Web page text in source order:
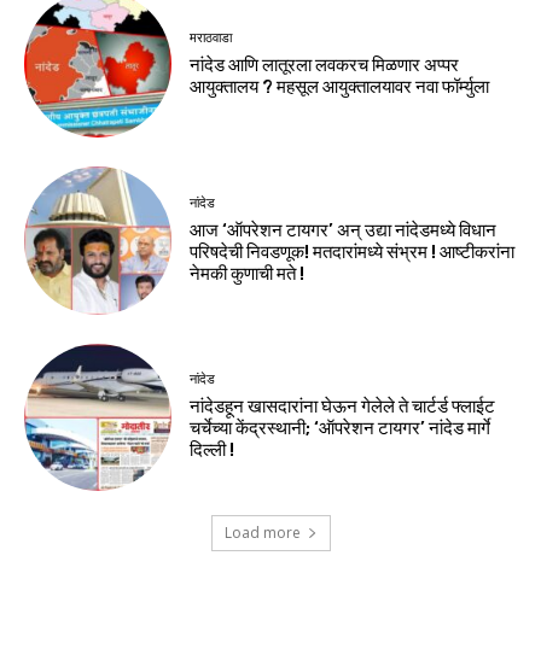
मराठवाडा
नांदेड आणि लातूरला लवकरच मिळणार अप्पर
आयुक्तालय ? महसूल आयुक्तालयावर नवा फॉर्म्युला
नांदेड
आज ‘ऑपरेशन टायगर’ अन् उद्या नांदेडमध्ये विधान
परिषदेची निवडणूक! मतदारांमध्ये संभ्रम ! आष्टीकरांना
नेमकी कुणाची मते !
नांदेड
नांदेडहून खासदारांना घेऊन गेलेले ते चार्टर्ड फ्लाईट
चर्चेच्या केंद्रस्थानी; ‘ऑपरेशन टायगर’ नांदेड मार्गे
दिल्ली !
Load more